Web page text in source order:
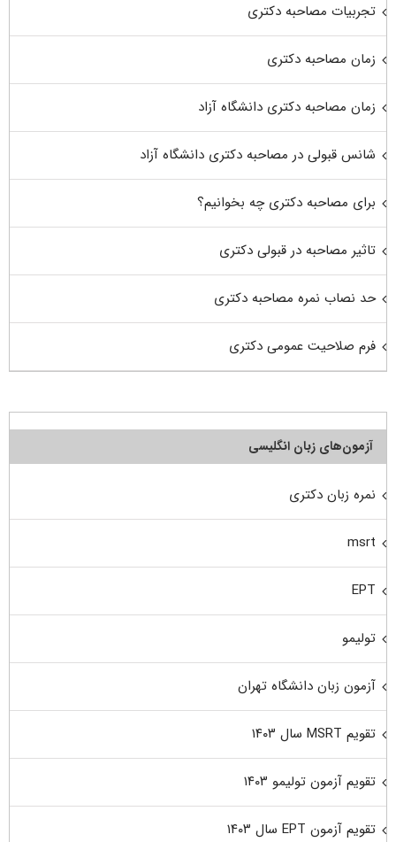
تجربیات مصاحبه دکتری
زمان مصاحبه دکتری
زمان مصاحبه دکتری دانشگاه آزاد
شانس قبولی در مصاحبه دکتری دانشگاه آزاد
برای مصاحبه دکتری چه بخوانیم؟
تاثیر مصاحبه در قبولی دکتری
حد نصاب نمره مصاحبه دکتری
فرم صلاحیت عمومی دکتری
آزمون‌های زبان انگلیسی
نمره زبان دکتری
msrt
EPT
تولیمو
آزمون زبان دانشگاه تهران
تقویم MSRT سال ۱۴۰۳
تقویم آزمون تولیمو ۱۴۰۳
تقویم آزمون EPT سال ۱۴۰۳